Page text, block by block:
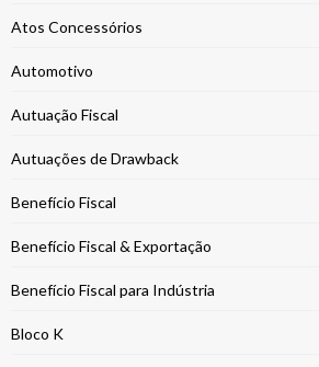
Atos Concessórios
Automotivo
Autuação Fiscal
Autuações de Drawback
Benefício Fiscal
Benefício Fiscal & Exportação
Benefício Fiscal para Indústria
Bloco K